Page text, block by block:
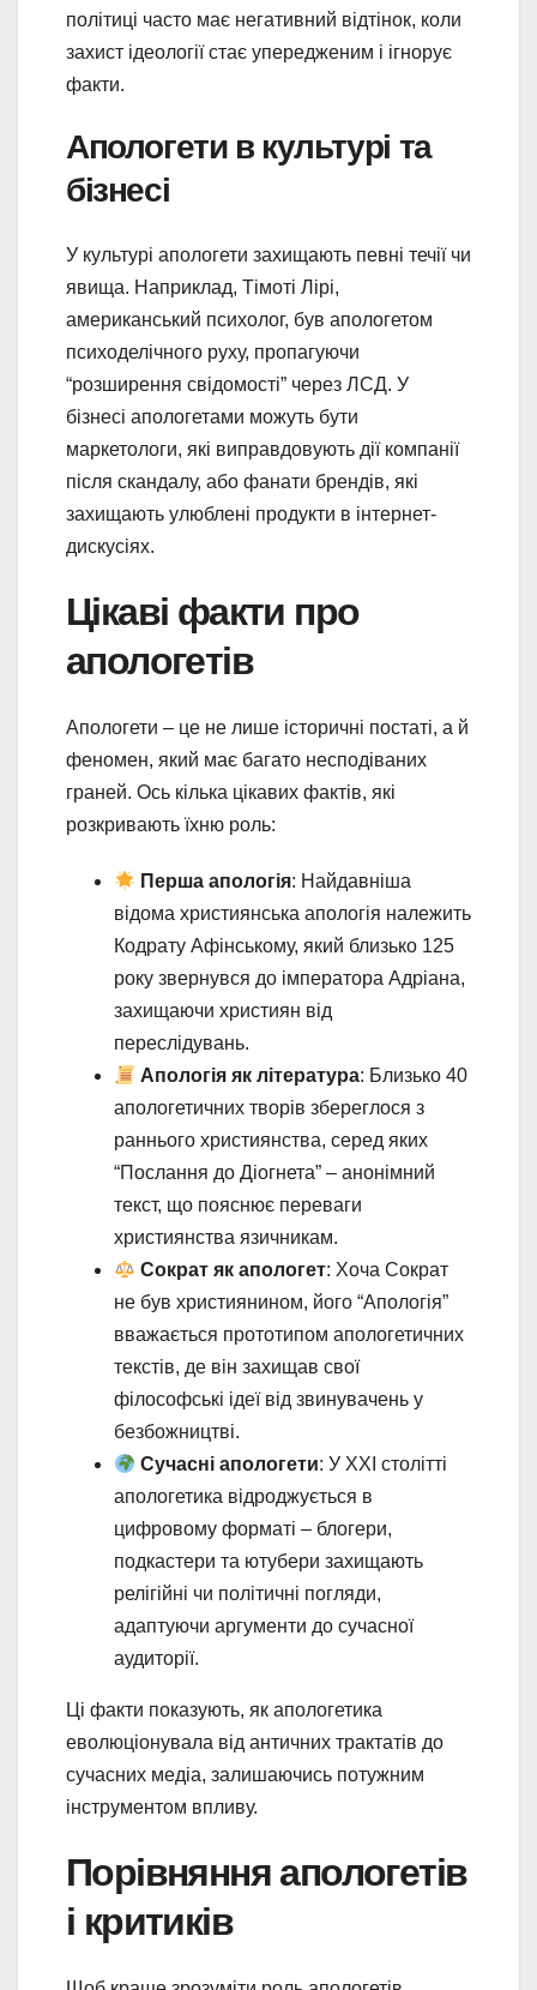
політиці часто має негативний відтінок, коли
захист ідеології стає упередженим і ігнорує
факти.
Апологети в культурі та
бізнесі
У культурі апологети захищають певні течії чи
явища. Наприклад, Тімоті Лірі,
американський психолог, був апологетом
психоделічного руху, пропагуючи
“розширення свідомості” через ЛСД. У
бізнесі апологетами можуть бути
маркетологи, які виправдовують дії компанії
після скандалу, або фанати брендів, які
захищають улюблені продукти в інтернет-
дискусіях.
Цікаві факти про
апологетів
Апологети – це не лише історичні постаті, а й
феномен, який має багато несподіваних
граней. Ось кілька цікавих фактів, які
розкривають їхню роль:
Перша апологія: Найдавніша
відома християнська апологія належить
Кодрату Афінському, який близько 125
року звернувся до імператора Адріана,
захищаючи християн від
переслідувань.
Апологія як література: Близько 40
апологетичних творів збереглося з
раннього християнства, серед яких
“Послання до Діогнета” – анонімний
текст, що пояснює переваги
християнства язичникам.
Сократ як апологет: Хоча Сократ
не був християнином, його “Апологія”
вважається прототипом апологетичних
текстів, де він захищав свої
філософські ідеї від звинувачень у
безбожництві.
Сучасні апологети: У XXI столітті
апологетика відроджується в
цифровому форматі – блогери,
подкастери та ютубери захищають
релігійні чи політичні погляди,
адаптуючи аргументи до сучасної
аудиторії.
Ці факти показують, як апологетика
еволюціонувала від античних трактатів до
сучасних медіа, залишаючись потужним
інструментом впливу.
Порівняння апологетів
і критиків